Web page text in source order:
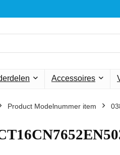
Accessoires
Product Modelnummer item